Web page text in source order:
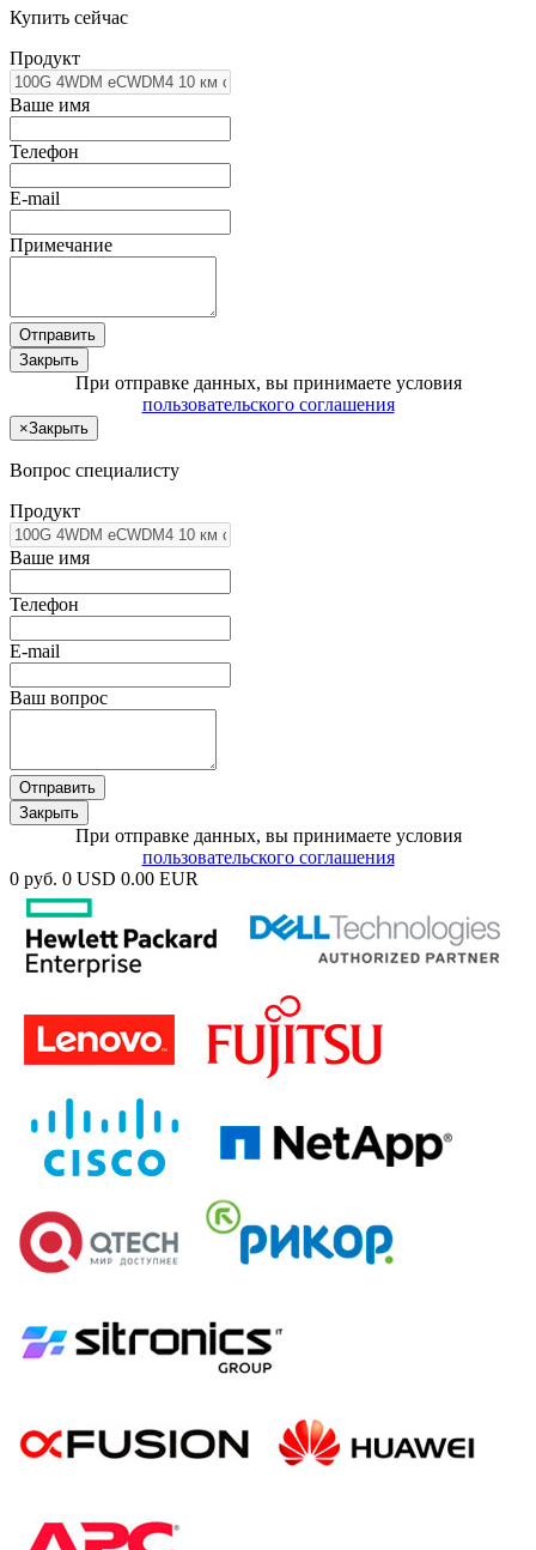
Купить сейчас
Продукт
Ваше имя
Телефон
E-mail
Примечание
Отправить
Закрыть
При отправке данных, вы принимаете условия
пользовательского соглашения
×Закрыть
Вопрос специалисту
Продукт
Ваше имя
Телефон
E-mail
Ваш вопрос
Отправить
Закрыть
При отправке данных, вы принимаете условия
пользовательского соглашения
0 руб. 0 USD 0.00 EUR